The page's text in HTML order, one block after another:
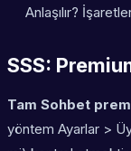
Anlaşılır?
SSS:
Tam Sohbet
yöntem Ayarlar >